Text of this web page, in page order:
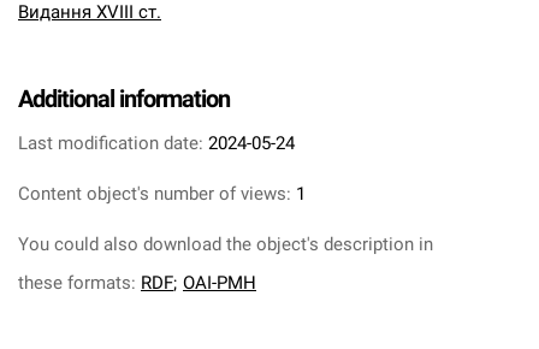
Видання XVIII ст.
Additional information
Last modification date: 2024-05-24
Content object's number of views: 1
You could also download the object's description in
these formats: RDF; OAI-PMH